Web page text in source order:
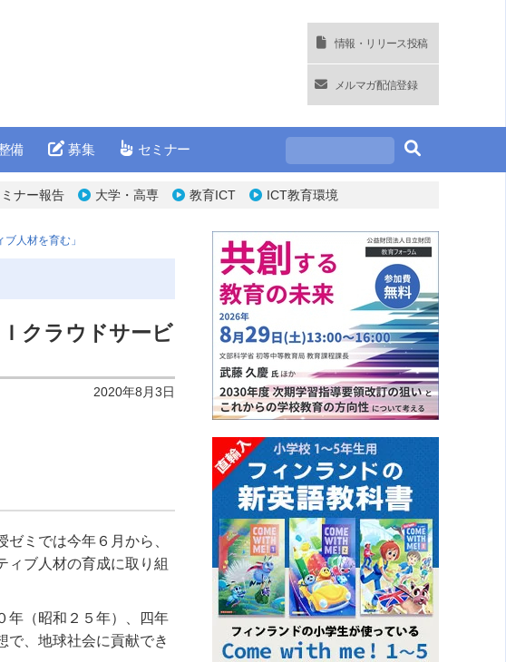
情報・リリース投稿
メルマガ配信登録
備 募集 セミナー
ナー報告 大学・高専 教育ICT ICT教育環境
人材を育む」
クラウドサービ
2020年8月3日
ミでは今年６月から、
ィブ人材の育成に取り組
年（昭和２５年）、四年
で、地球社会に貢献でき